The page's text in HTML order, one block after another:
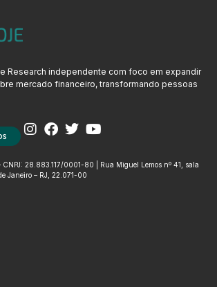
Research independente com foco em expandir
mercado financeiro, transformando pessoas
CNPJ: 28.883.117/0001-80 | Rua Miguel Lemos nº 41, sala
Janeiro – RJ, 22.071-00